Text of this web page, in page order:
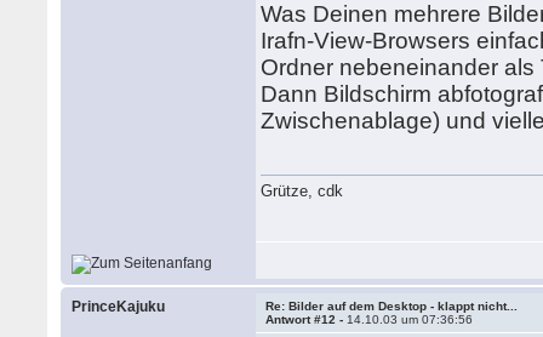
Was Deinen mehrere
Irafn-View-Browsers
Ordner nebeneinander
Dann Bildschirm
Zwischenablage) und
Grütze, cdk
PrinceKajuku
Re: Bilder auf dem Desktop - klappt nicht...
Antwort #12 - 14.10.03 um 07:36:56